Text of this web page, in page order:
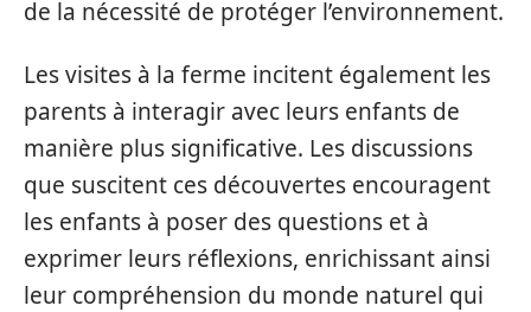
de la nécessité de protéger l’environnement.
Les visites à la ferme incitent également les
parents à interagir avec leurs enfants de
manière plus significative. Les discussions
que suscitent ces découvertes encouragent
les enfants à poser des questions et à
exprimer leurs réflexions, enrichissant ainsi
leur compréhension du monde naturel qui